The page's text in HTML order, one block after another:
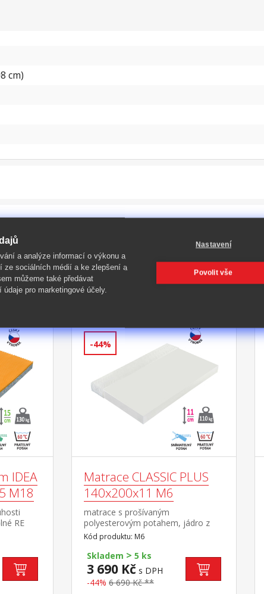
cm)
IDEA
M18
RE
a
částí,
°C
kg
-44%
Matrace CLASSIC PLUS
140x200x11 M6
matrace s prošívaným
polyesterovým potahem, jádro z
Flexifoam pěny vhodná pro všechny
typy roštů potah snímatelný a
pratelný do 40 °C doporučená
nosnost do 110 kg
Kód produktu: M6
Skladem > 5 ks
3 690 Kč s DPH
-44% 6 690 Kč **
a analýze informací o výkonu a
ze sociálních médií a ke zlepšení a
můžeme také předávat
pro marketingové účely.
Nastavení
Povolit vše